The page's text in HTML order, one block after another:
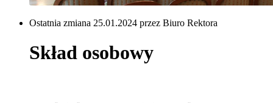
Ostatnia zmiana 25.01.2024 przez Biuro Rektora
Skład osobowy